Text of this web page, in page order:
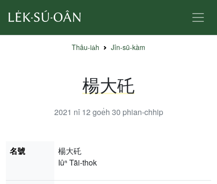
Thâu-ia̍h Jîn-sū-kàm
楊大矺
2021 nî 12 goe̍h 30 phian-chhip
名號
楊大矺
Iûⁿ Tāi-thok